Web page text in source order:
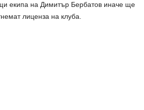
екипа на Димитър Бербатов иначе ще
лиценза на клуба.